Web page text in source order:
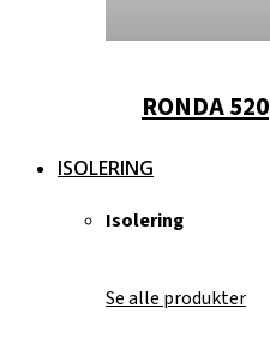
RONDA 520
ISOLERING
Isolering
Se alle produkter